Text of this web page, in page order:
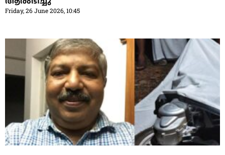
Friday, 26 June 2026, 10:45